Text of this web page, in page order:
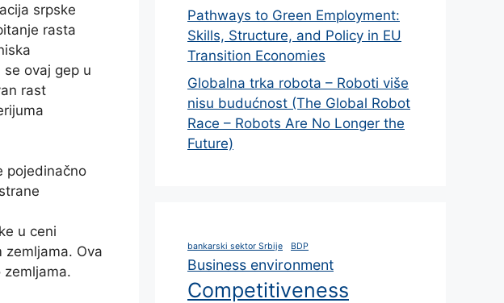
srpske
rasta
ovaj gep u
rast
pojedinačno
u ceni
zemljama. Ova
Pathways to Green Employment:
Skills, Structure, and Policy in EU
Transition Economies
Globalna trka robota – Roboti više
nisu budućnost (The Global Robot
Race – Robots Are No Longer the
Future)
bankarski sektor Srbije BDP
Business environment
Competitiveness